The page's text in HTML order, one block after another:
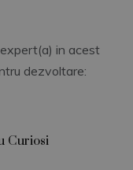
in acest
dezvoltare:
Curiosi